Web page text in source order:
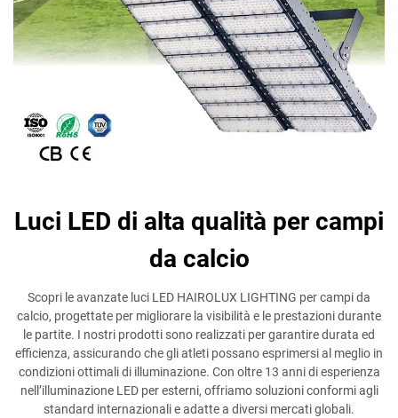
Luci LED di alta qualità per campi
da calcio
Scopri le avanzate luci LED HAIROLUX LIGHTING per campi da
calcio, progettate per migliorare la visibilità e le prestazioni durante
le partite. I nostri prodotti sono realizzati per garantire durata ed
efficienza, assicurando che gli atleti possano esprimersi al meglio in
condizioni ottimali di illuminazione. Con oltre 13 anni di esperienza
nell’illuminazione LED per esterni, offriamo soluzioni conformi agli
standard internazionali e adatte a diversi mercati globali.